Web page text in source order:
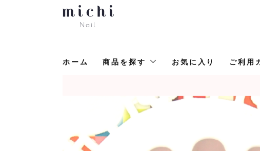
ホーム 商品を探す お気に入り ご利用